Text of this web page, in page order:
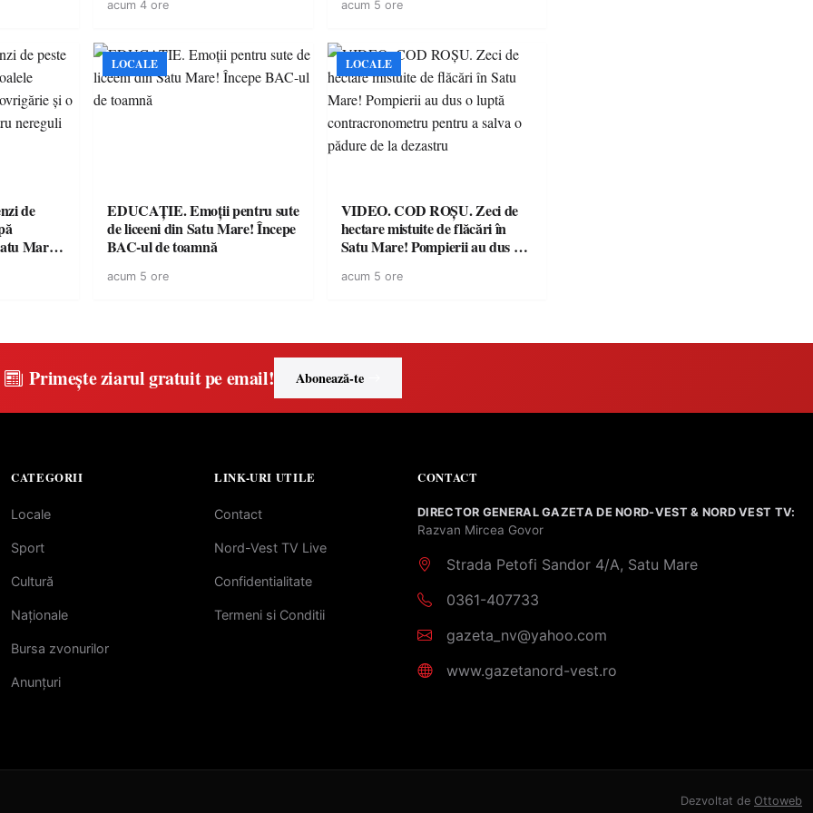
prin
suporteri
acum 4 ore
toate gospodăriile și face apel la
acum 5 ore
de
Mare!
LOCALE
EDUCAȚIE. Emoții pentru sute
de liceeni din Satu Mare! Începe
BAC-ul de toamnă
acum 5 ore
LOCALE
VIDEO. COD ROȘU. Zeci de
hectare mistuite de flăcări în
Satu Mare! Pompierii au dus o
a salva o pădure de la dezastru
acum 5 ore
Primește ziarul gratuit pe email! Abonează-te
CATEGORII
Locale
Sport
Cultură
Naționale
Bursa zvonurilor
Anunțuri
LINK-URI UTILE
Contact
Nord-Vest TV Live
Confidentialitate
Termeni si Conditii
CONTACT
DIRECTOR GENERAL GAZETA DE NORD-VEST & NORD VEST TV:
Razvan Mircea Govor
Strada Petofi Sandor 4/A, Satu Mare
0361-407733
gazeta_nv@yahoo.com
www.gazetanord-vest.ro
Dezvoltat de Ottoweb